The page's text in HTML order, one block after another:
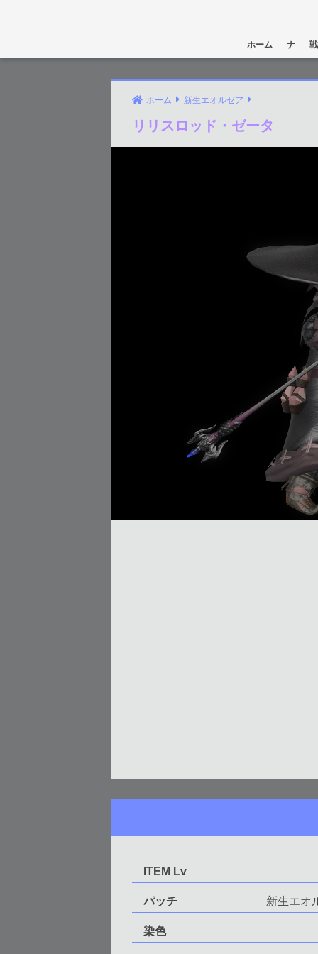
ホーム ナ 戦
ホーム 新生エオルゼア
リリスロッド・ゼータ
ITEM Lv
パッチ 新生エオ
染色